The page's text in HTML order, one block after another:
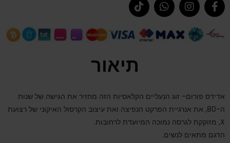
תיאור
אדידס פורום- זוג הנעליים הקלאסיות הזה מחזיר את הגישה של שנות
ה-80, את אנרגיית הפרקט הנפיצה ואת עיצוב הקרסול האיקוני של רצועת
X, מזוקקת לגרסה נמוכה המיועדת לרחובות.
הדגם מתאים לנשים.